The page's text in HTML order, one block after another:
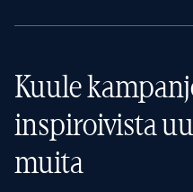
Kuule
inspiroivista
muita